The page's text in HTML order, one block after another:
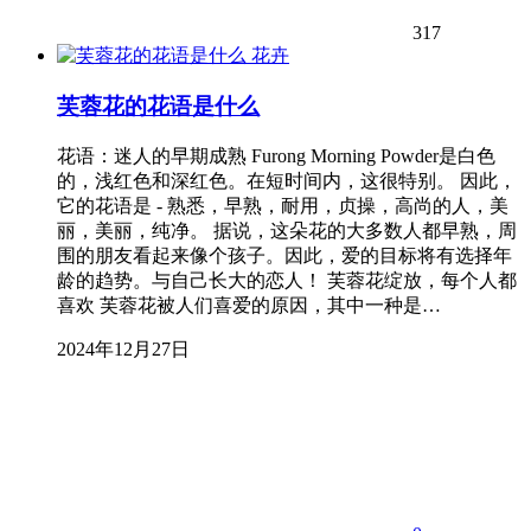
317
花卉
芙蓉花的花语是什么
花语：迷人的早期成熟 Furong Morning Powder是白色
的，浅红色和深红色。在短时间内，这很特别。 因此，
它的花语是 - 熟悉，早熟，耐用，贞操，高尚的人，美
丽，美丽，纯净。 据说，这朵花的大多数人都早熟，周
围的朋友看起来像个孩子。因此，爱的目标将有选择年
龄的趋势。与自己长大的恋人！ 芙蓉花绽放，每个人都
喜欢 芙蓉花被人们喜爱的原因，其中一种是…
2024年12月27日